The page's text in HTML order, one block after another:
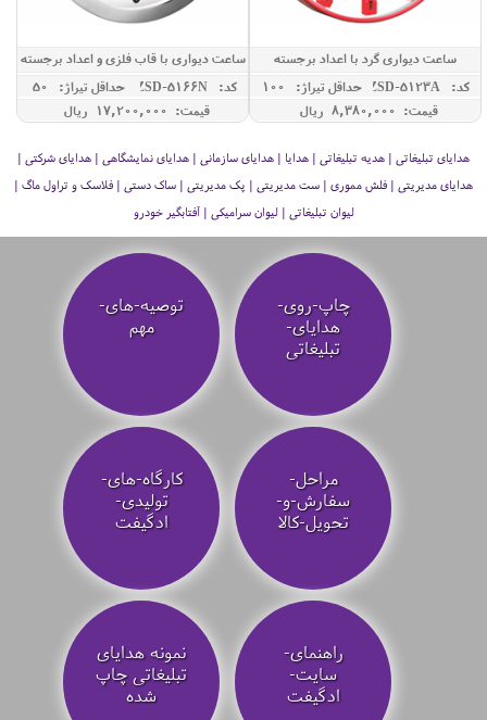
ساعت دیواری گرد با اعداد برجسته
کد: ZSD-5123A
حداقل تيراژ: 100
قیمت: 8,380,000 ريال
ساعت دیواری با قاب فلزی و اعداد برجسته
کد: ZSD-5166N
حداقل تيراژ: 50
قیمت: 17,200,000 ريال
هدایای تبلیغاتی | هدیه تبلیغاتی | هدایا | هدایای سازمانی | هدایای نمایشگاهی | هدایای شرکتی |
هدایای مدیریتی | فلش مموری | ست مدیریتی | پک مدیریتی | ساک دستی | فلاسک و تراول ماگ |
لیوان تبلیغاتی | لیوان سرامیکی | آفتابگیر خودرو
چاپ-روی-
هدایای-
تبلیغاتی
توصیه‌-های-
مهم
مراحل-
سفارش-و-
تحویل-کالا
کارگاه-های-
تولیدی-
ادگیفت
راهنمای-
سایت-
ادگیفت
نمونه هدایای
تبلیغاتی چاپ
شده